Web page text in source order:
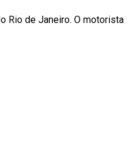
Rio de Janeiro. O motorista